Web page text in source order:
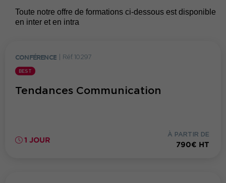
Toute notre offre de formations ci-dessous est disponible
en inter et en intra
CONFÉRENCE Réf. 10297
BEST
Tendances Communication
1 JOUR
À PARTIR DE
790€ HT